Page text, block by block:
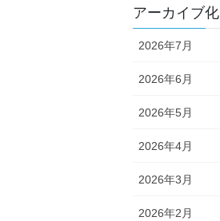
アーカイブ化
2026年7月
2026年6月
2026年5月
2026年4月
2026年3月
2026年2月